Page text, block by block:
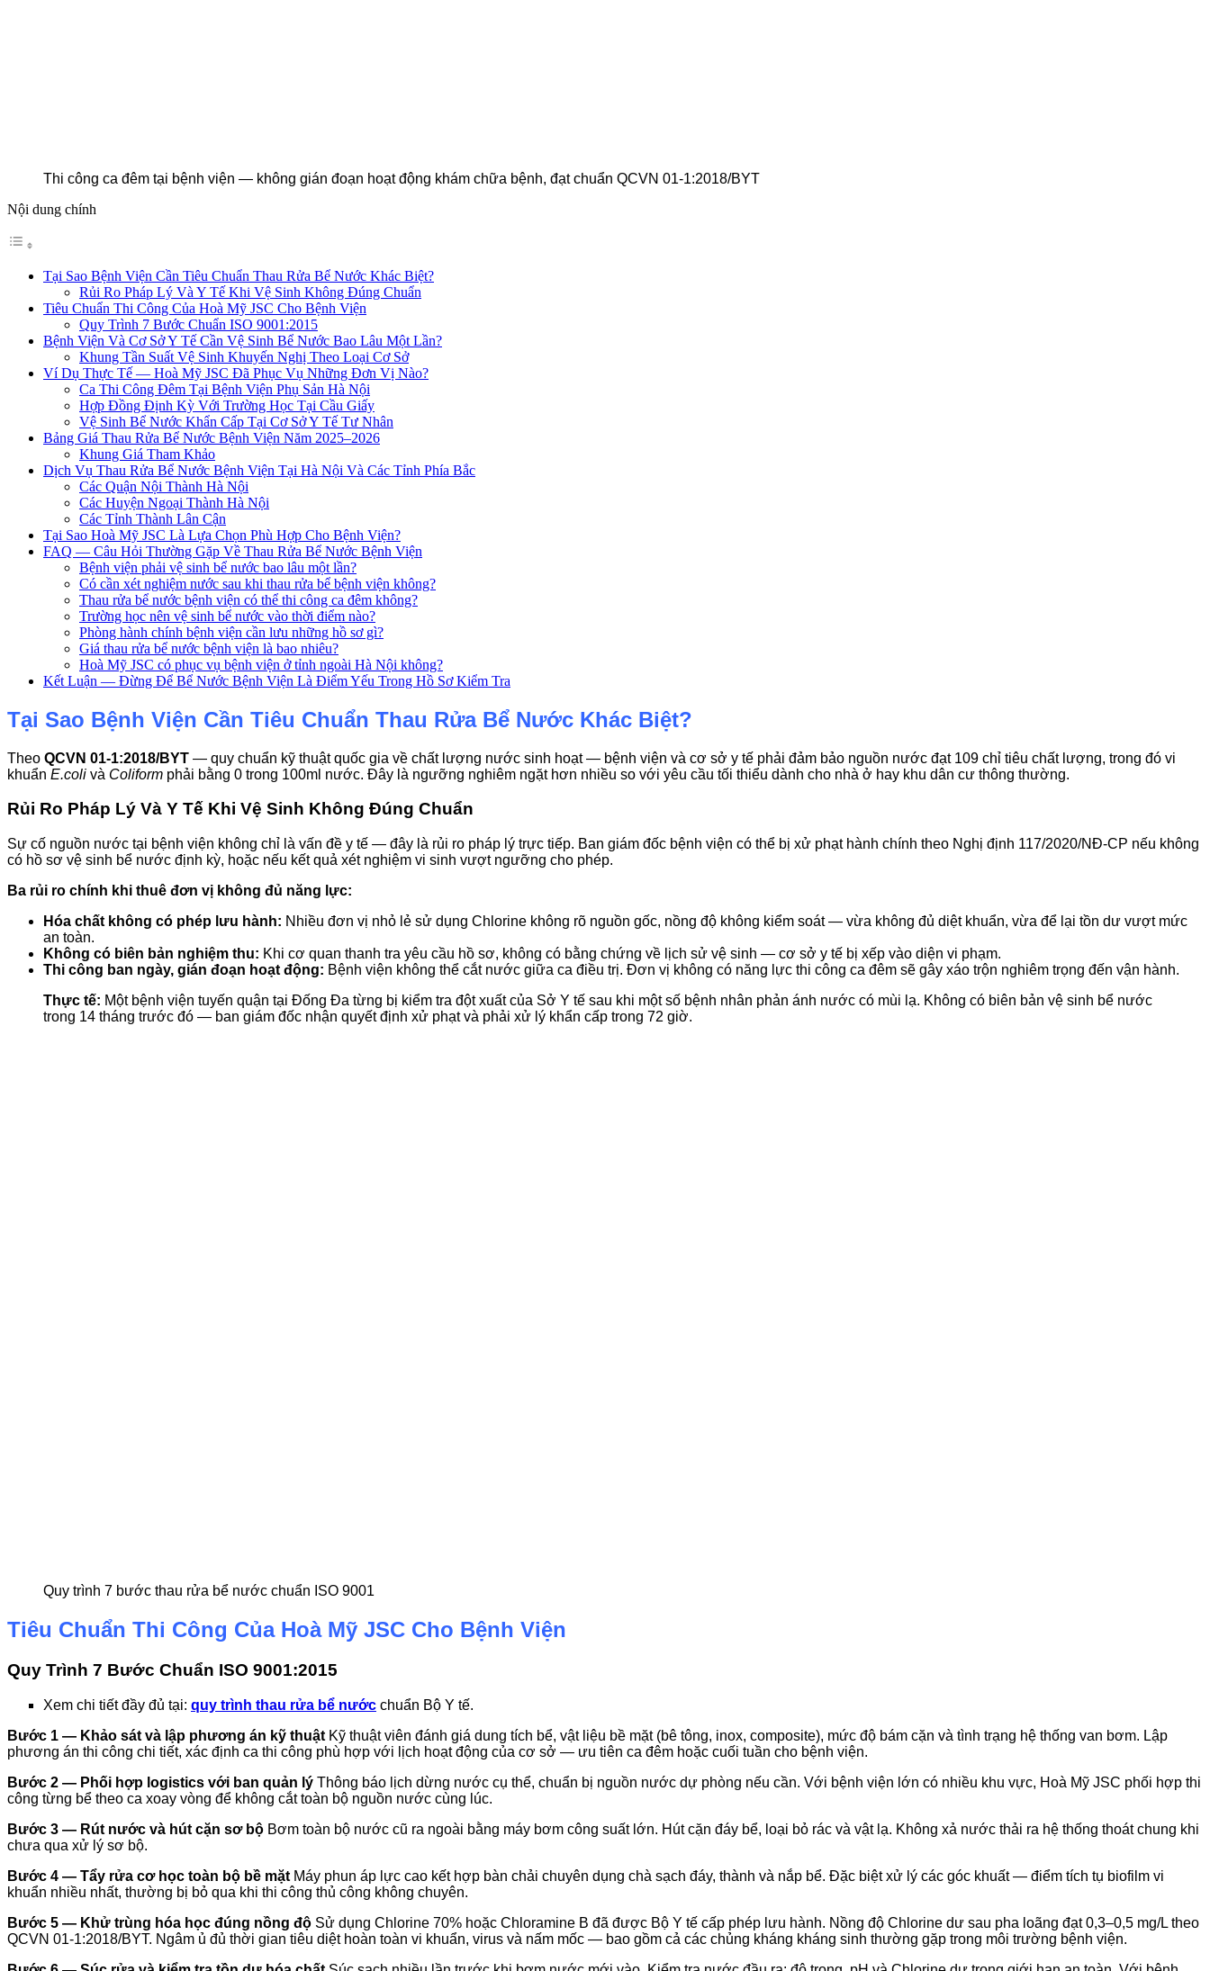
Thi công ca đêm tại bệnh viện — không gián đoạn hoạt động khám chữa bệnh, đạt chuẩn QCVN 01-1:2018/BYT
Nội dung chính
Tại Sao Bệnh Viện Cần Tiêu Chuẩn Thau Rửa Bể Nước Khác Biệt?
Rủi Ro Pháp Lý Và Y Tế Khi Vệ Sinh Không Đúng Chuẩn
Tiêu Chuẩn Thi Công Của Hoà Mỹ JSC Cho Bệnh Viện
Quy Trình 7 Bước Chuẩn ISO 9001:2015
Bệnh Viện Và Cơ Sở Y Tế Cần Vệ Sinh Bể Nước Bao Lâu Một Lần?
Khung Tần Suất Vệ Sinh Khuyến Nghị Theo Loại Cơ Sở
Ví Dụ Thực Tế — Hoà Mỹ JSC Đã Phục Vụ Những Đơn Vị Nào?
Ca Thi Công Đêm Tại Bệnh Viện Phụ Sản Hà Nội
Hợp Đồng Định Kỳ Với Trường Học Tại Cầu Giấy
Vệ Sinh Bể Nước Khẩn Cấp Tại Cơ Sở Y Tế Tư Nhân
Bảng Giá Thau Rửa Bể Nước Bệnh Viện Năm 2025–2026
Khung Giá Tham Khảo
Dịch Vụ Thau Rửa Bể Nước Bệnh Viện Tại Hà Nội Và Các Tỉnh Phía Bắc
Các Quận Nội Thành Hà Nội
Các Huyện Ngoại Thành Hà Nội
Các Tỉnh Thành Lân Cận
Tại Sao Hoà Mỹ JSC Là Lựa Chọn Phù Hợp Cho Bệnh Viện?
FAQ — Câu Hỏi Thường Gặp Về Thau Rửa Bể Nước Bệnh Viện
Bệnh viện phải vệ sinh bể nước bao lâu một lần?
Có cần xét nghiệm nước sau khi thau rửa bể bệnh viện không?
Thau rửa bể nước bệnh viện có thể thi công ca đêm không?
Trường học nên vệ sinh bể nước vào thời điểm nào?
Phòng hành chính bệnh viện cần lưu những hồ sơ gì?
Giá thau rửa bể nước bệnh viện là bao nhiêu?
Hoà Mỹ JSC có phục vụ bệnh viện ở tỉnh ngoài Hà Nội không?
Kết Luận — Đừng Để Bể Nước Bệnh Viện Là Điểm Yếu Trong Hồ Sơ Kiểm Tra
Tại Sao Bệnh Viện Cần Tiêu Chuẩn Thau Rửa Bể Nước Khác Biệt?
Theo QCVN 01-1:2018/BYT — quy chuẩn kỹ thuật quốc gia về chất lượng nước sinh hoạt — bệnh viện và cơ sở y tế phải đảm bảo nguồn nước đạt 109 chỉ tiêu chất lượng, trong đó vi
khuẩn E.coli và Coliform phải bằng 0 trong 100ml nước. Đây là ngưỡng nghiêm ngặt hơn nhiều so với yêu cầu tối thiểu dành cho nhà ở hay khu dân cư thông thường.
Rủi Ro Pháp Lý Và Y Tế Khi Vệ Sinh Không Đúng Chuẩn
Sự cố nguồn nước tại bệnh viện không chỉ là vấn đề y tế — đây là rủi ro pháp lý trực tiếp. Ban giám đốc bệnh viện có thể bị xử phạt hành chính theo Nghị định 117/2020/NĐ-CP nếu không
có hồ sơ vệ sinh bể nước định kỳ, hoặc nếu kết quả xét nghiệm vi sinh vượt ngưỡng cho phép.
Ba rủi ro chính khi thuê đơn vị không đủ năng lực:
Hóa chất không có phép lưu hành: Nhiều đơn vị nhỏ lẻ sử dụng Chlorine không rõ nguồn gốc, nồng độ không kiểm soát — vừa không đủ diệt khuẩn, vừa để lại tồn dư vượt mức
an toàn.
Không có biên bản nghiệm thu: Khi cơ quan thanh tra yêu cầu hồ sơ, không có bằng chứng về lịch sử vệ sinh — cơ sở y tế bị xếp vào diện vi phạm.
Thi công ban ngày, gián đoạn hoạt động: Bệnh viện không thể cắt nước giữa ca điều trị. Đơn vị không có năng lực thi công ca đêm sẽ gây xáo trộn nghiêm trọng đến vận hành.
Thực tế: Một bệnh viện tuyến quận tại Đống Đa từng bị kiểm tra đột xuất của Sở Y tế sau khi một số bệnh nhân phản ánh nước có mùi lạ. Không có biên bản vệ sinh bể nước
trong 14 tháng trước đó — ban giám đốc nhận quyết định xử phạt và phải xử lý khẩn cấp trong 72 giờ.
Quy trình 7 bước thau rửa bể nước chuẩn ISO 9001
Tiêu Chuẩn Thi Công Của Hoà Mỹ JSC Cho Bệnh Viện
Quy Trình 7 Bước Chuẩn ISO 9001:2015
Xem chi tiết đầy đủ tại: quy trình thau rửa bể nước chuẩn Bộ Y tế.
Bước 1 — Khảo sát và lập phương án kỹ thuật Kỹ thuật viên đánh giá dung tích bể, vật liệu bề mặt (bê tông, inox, composite), mức độ bám cặn và tình trạng hệ thống van bơm. Lập
phương án thi công chi tiết, xác định ca thi công phù hợp với lịch hoạt động của cơ sở — ưu tiên ca đêm hoặc cuối tuần cho bệnh viện.
Bước 2 — Phối hợp logistics với ban quản lý Thông báo lịch dừng nước cụ thể, chuẩn bị nguồn nước dự phòng nếu cần. Với bệnh viện lớn có nhiều khu vực, Hoà Mỹ JSC phối hợp thi
công từng bể theo ca xoay vòng để không cắt toàn bộ nguồn nước cùng lúc.
Bước 3 — Rút nước và hút cặn sơ bộ Bơm toàn bộ nước cũ ra ngoài bằng máy bơm công suất lớn. Hút cặn đáy bể, loại bỏ rác và vật lạ. Không xả nước thải ra hệ thống thoát chung khi
chưa qua xử lý sơ bộ.
Bước 4 — Tẩy rửa cơ học toàn bộ bề mặt Máy phun áp lực cao kết hợp bàn chải chuyên dụng chà sạch đáy, thành và nắp bể. Đặc biệt xử lý các góc khuất — điểm tích tụ biofilm vi
khuẩn nhiều nhất, thường bị bỏ qua khi thi công thủ công không chuyên.
Bước 5 — Khử trùng hóa học đúng nồng độ Sử dụng Chlorine 70% hoặc Chloramine B đã được Bộ Y tế cấp phép lưu hành. Nồng độ Chlorine dư sau pha loãng đạt 0,3–0,5 mg/L theo
QCVN 01-1:2018/BYT. Ngâm ủ đủ thời gian tiêu diệt hoàn toàn vi khuẩn, virus và nấm mốc — bao gồm cả các chủng kháng kháng sinh thường gặp trong môi trường bệnh viện.